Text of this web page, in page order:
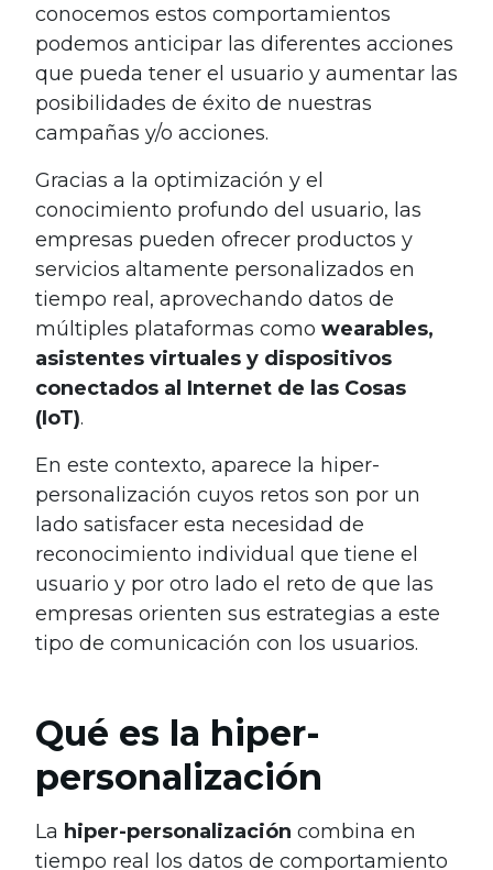
conocemos estos comportamientos
podemos anticipar las diferentes acciones
que pueda tener el usuario y aumentar las
posibilidades de éxito de nuestras
campañas y/o acciones.
Gracias a la optimización y el
conocimiento profundo del usuario, las
empresas pueden ofrecer productos y
servicios altamente personalizados en
tiempo real, aprovechando datos de
múltiples plataformas como wearables,
asistentes virtuales y dispositivos
conectados al Internet de las Cosas
(IoT).
En este contexto, aparece la hiper-
personalización cuyos retos son por un
lado satisfacer esta necesidad de
reconocimiento individual que tiene el
usuario y por otro lado el reto de que las
empresas orienten sus estrategias a este
tipo de comunicación con los usuarios.
Qué es la hiper-
personalización
La hiper-personalización combina en
tiempo real los datos de comportamiento